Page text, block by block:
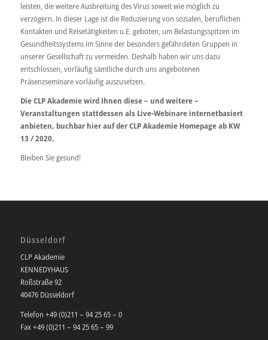
leisten, die weitere Ausbreitung des Virus soweit wie möglich zu
verzögern. In dieser Lage ist die Reduzierung von sozialen, beruflichen
Kontakten und Reisetätigkeiten u.E. geboten, um Belastungsspitzen im
Gesundheitssystems im Sinne der besonders gefährdeten Gruppen in
unserer Gesellschaft zu vermeiden. Deshalb haben wir uns dazu
entschlossen, vorläufig sämtliche durch uns angebotenen
Präsenzseminare vorläufig auszusetzen.
Die CLP Akademie wird Ihnen diese – und weitere –
Veranstaltungen stattdessen als Live-Webinare internetbasiert
anbieten, buchbar hier auf der CLP Akademie Homepage ab KW
13 / 2020.
Bleiben Sie gesund!
Düsseldorf
CLP Akademie
KENNEDYHAUS
Roßstraße 92
40476 Düsseldorf
Telefon +49 (0)211 – 94 25 65 – 0
Fax +49 (0)211 – 94 25 65 – 99